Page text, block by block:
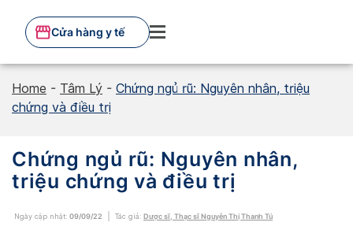
content
Cửa hàng y tế
Home - Tâm Lý - Chứng ngủ rũ: Nguyên nhân, triệu
chứng và điều trị
Chứng ngủ rũ: Nguyên nhân,
triệu chứng và điều trị
Ngày cập nhật: 09/09/22 Tác giả: Dược sĩ, Thạc sĩ Nguyễn Thị Thanh Tú